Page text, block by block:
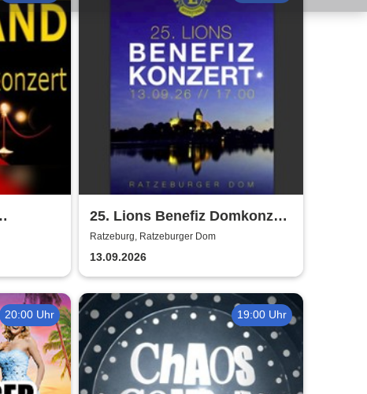
25. Lions Benefiz Domkonzert
Ratzeburg
Ratzeburg, Ratzeburger Dom
13.09.2026
20:00 Uhr 19:00 Uhr